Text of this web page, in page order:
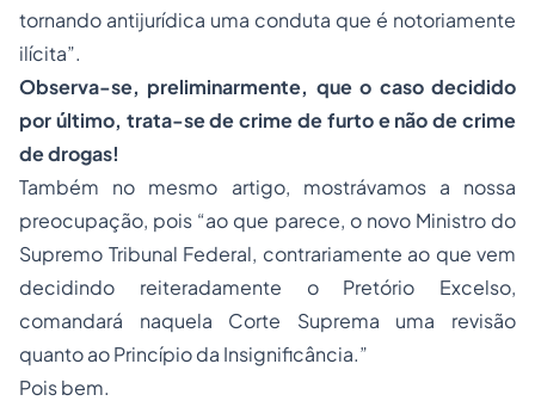
tornando antijurídica uma conduta que é notoriamente
ilícita”.
Observa-se, preliminarmente, que o caso decidido
por último, trata-se de crime de furto e não de crime
de drogas!
Também no mesmo artigo, mostrávamos a nossa
preocupação, pois “ao que parece, o novo Ministro do
Supremo Tribunal Federal, contrariamente ao que vem
decidindo reiteradamente o Pretório Excelso,
comandará naquela Corte Suprema uma revisão
quanto ao Princípio da Insignificância.”
Pois bem.